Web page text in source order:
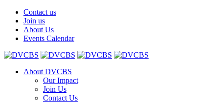
Contact us
Join us
About Us
Events Calendar
About DVCBS
Our Impact
Join Us
Contact Us